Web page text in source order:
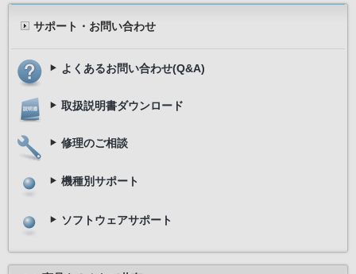
サポート・お問い合わせ
よくあるお問い合わせ(Q&A)
取扱説明書ダウンロード
修理のご相談
機種別サポート
ソフトウェアサポート